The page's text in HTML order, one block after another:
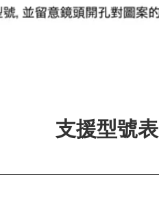
支援型號表